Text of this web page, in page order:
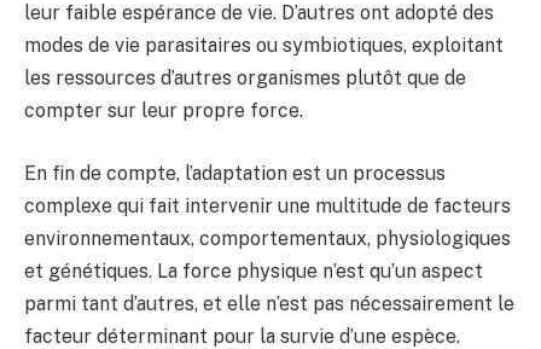
leur faible espérance de vie. D’autres ont adopté des
modes de vie parasitaires ou symbiotiques, exploitant
les ressources d’autres organismes plutôt que de
compter sur leur propre force.
En fin de compte, l’adaptation est un processus
complexe qui fait intervenir une multitude de facteurs
environnementaux, comportementaux, physiologiques
et génétiques. La force physique n’est qu’un aspect
parmi tant d’autres, et elle n’est pas nécessairement le
facteur déterminant pour la survie d’une espèce.